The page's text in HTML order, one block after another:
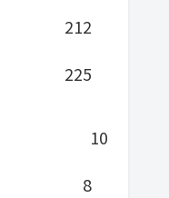
212
225
10
8